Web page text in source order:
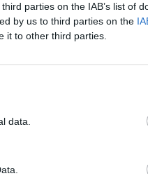
parties on the IAB’s list of
by us to third parties on the
it to other third parties.
data.